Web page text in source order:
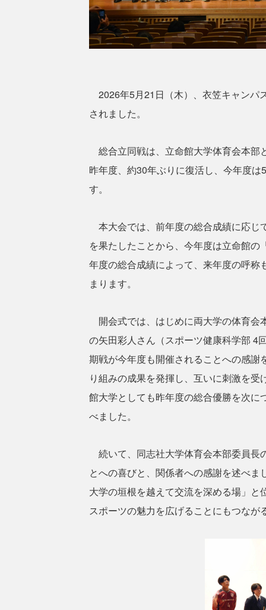
2026年5月21日（木）、衣笠キャンパ
されました。
総合立同戦は、立命館大学体育会本部
昨年度、約30年ぶりに復活し、今年度
す。
本大会では、前年度の総合成績に応じ
を果たしたことから、今年度は立命館
年度の総合成績によって、来年度の呼
まります。
開会式では、はじめに両大学の体育会
の矢田彩人さん（スポーツ健康科学部 4
期戦が今年度も開催されることへの感
り組みの成果を発揮し、互いに刺激を
館大学としても昨年度の総合優勝を次
べました。
続いて、同志社大学体育会本部委員長
とへの喜びと、関係者への感謝を述べ
大学の垣根を越えて交流を深める場」
スポーツの魅力を広げることにもつなが